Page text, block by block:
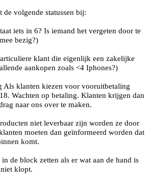
de volgende statussen bij:
iets in 6? Is iemand het vergeten door te
bezig?)
klant die eigenlijk een zakelijke
aankopen zoals <4 Iphones?)
Als klanten kiezen voor vooruitbetaling
Wachten op betaling. Klanten krijgen dan
naar ons over te maken.
niet leverbaar zijn worden ze door
moeten dan geïnformeerd worden dat
komt.
in de block zetten als er wat aan de hand is
klopt.